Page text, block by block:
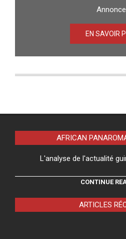
EN SAVOIR
AFRICAN
L'analyse de l'actualité
CONTINUE
ARTICLES